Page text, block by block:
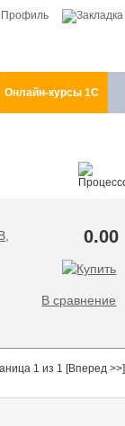
Профиль
Онлайн-курсы 1С
0.00
В сравнение
1 из 1 [Вперед >>]